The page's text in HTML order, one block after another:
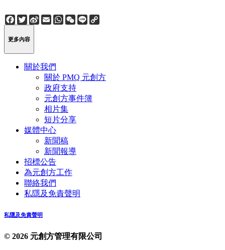
Facebook
Twitter
Sina
Weibo
EmailWhatsApp
WeChat
Line
更多內容
關於我們
關於 PMQ 元創方
政府支持
元創方事件簿
相片集
短片分享
媒體中心
新聞稿
新聞報導
招標公告
為元創方工作
聯絡我們
私隱及免責聲明
私隱及免責聲明
© 2026 元創方管理有限公司